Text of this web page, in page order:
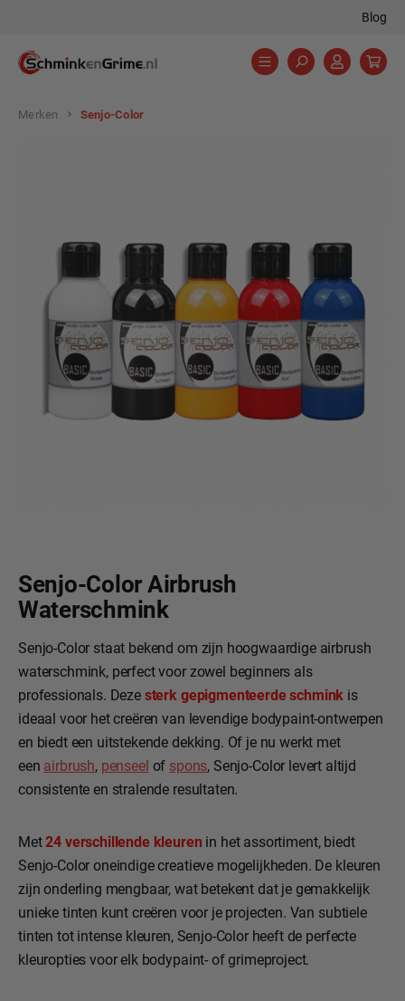
Blog
Merken Senjo-Color
Senjo-Color Airbrush
Waterschmink
Senjo-Color staat bekend om zijn hoogwaardige airbrush
waterschmink, perfect voor zowel beginners als
professionals. Dezesterk gepigmenteerde schmink is
ideaal voor het creëren van levendige bodypaint-ontwerpen
en biedt een uitstekende dekking. Of je nu werkt met
een airbrush, penseel of spons, Senjo-Color levert altijd
consistente en stralende resultaten.
Met24 verschillende kleuren in het assortiment, biedt
Senjo-Color oneindige creatieve mogelijkheden. De kleuren
zijn onderling mengbaar, wat betekent dat je gemakkelijk
unieke tinten kunt creëren voor je projecten. Van subtiele
tinten tot intense kleuren, Senjo-Color heeft de perfecte
kleuropties voor elk bodypaint- of grimeproject.